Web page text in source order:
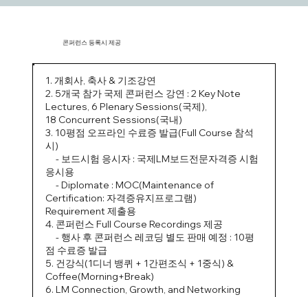
1. 개회사, 축사 & 기조강연
2. 5개국 참가 국제 콘퍼런스 강연 : 2 Key Note
Lectures, 6 Plenary Sessions(국제),
18 Concurrent Sessions(국내)
3. 10평점 오프라인 수료증 발급(Full Course 참석
시)
- 보드시험 응시자 : 국제LM보드전문자격증 시험
응시용
- Diplomate : MOC(Maintenance of
Certification: 자격증유지프로그램)
Requirement 제출용
4. 콘퍼런스 Full Course Recordings 제공
- 행사 후 콘퍼런스 레코딩 별도 판매 예정 : 10평
점 수료증 발급
5. 건강식(1디너 뱅퀴 + 1간편조식 + 1중식) &
Coffee(Morning+Break)
6. LM Connection, Growth, and Networking
​콘퍼런스 등록시 제공